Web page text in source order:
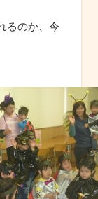
るのか、今